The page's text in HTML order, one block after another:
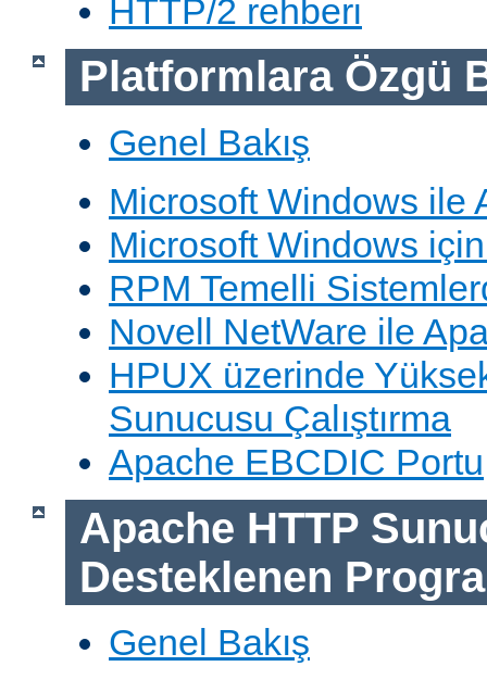
HTTP/2 rehberi
Platformlara Özgü
Genel Bakış
Microsoft Windows ile
Microsoft Windows
RPM Temelli
Novell NetWare ile
HPUX üzerinde
Sunucusu Çalıştırma
Apache EBCDIC Portu
Apache HTTP
Desteklenen
Genel Bakış